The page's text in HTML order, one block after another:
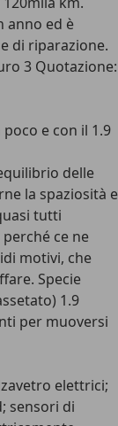
anno ed è
di riparazione.
3 Quotazione:
poco e con il 1.9
delle
la spaziosità e
tutti
ce ne
motivi, che
Specie
1.9
per muoversi
elettrici;
sensori di